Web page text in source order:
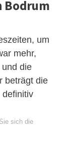
Bodrum
um
mehr,
die
beträgt die
definitiv
sich die